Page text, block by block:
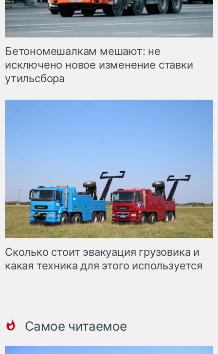
Бетономешалкам мешают: не
исключено новое изменение ставки
утильсбора
Сколько стоит эвакуация грузовика и
какая техника для этого используется
Самое читаемое